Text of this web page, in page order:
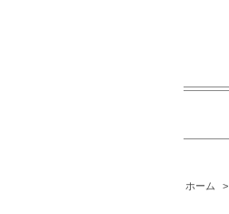
ホーム >